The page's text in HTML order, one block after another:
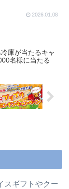
2026.01.08
庫が当たるキャ
名様に当たる
スギフトやクー